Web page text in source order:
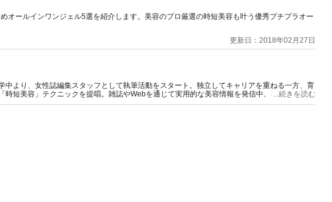
オールインワンジェル5選を紹介します。美容のプロ厳選の時短美容も叶う優秀プチプラオー
更新日：2018年02月27日
中より、女性誌編集スタッフとして執筆活動をスタート。独立してキャリアを重ねる一方、育
時短美容」テクニックを提唱。雑誌やWebを通じて実用的な美容情報を発信中。著書に「時短
...続きを読む